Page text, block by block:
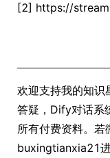
[2] https://
欢迎支持我的知识
答疑，Dify对话系
所有付费资料。若
buxingtianxia21进